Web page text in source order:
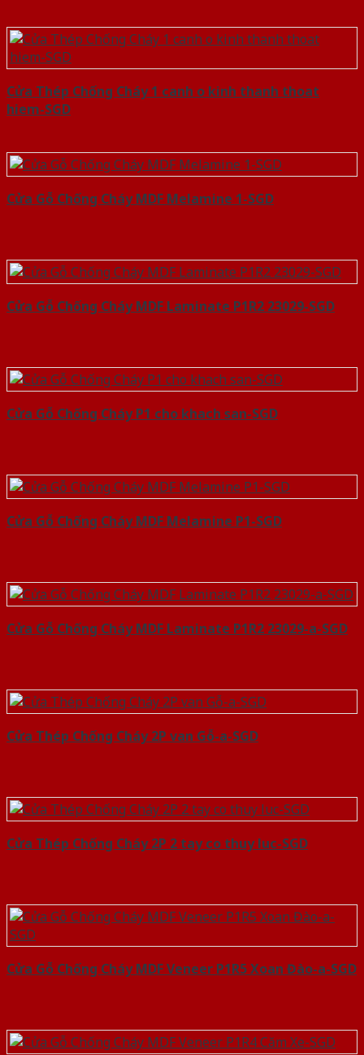
Cửa Thép Chống Cháy 1 canh o kinh thanh thoat
hiem-SGD
Cửa Gỗ Chống Cháy MDF Melamine 1-SGD
Cửa Gỗ Chống Cháy MDF Laminate P1R2 23029-SGD
Cửa Gỗ Chống Cháy P1 cho khach san-SGD
Cửa Gỗ Chống Cháy MDF Melamine P1-SGD
Cửa Gỗ Chống Cháy MDF Laminate P1R2 23029-a-SGD
Cửa Thép Chống Cháy 2P van Gỗ-a-SGD
Cửa Thép Chống Cháy 2P 2 tay co thuy luc-SGD
Cửa Gỗ Chống Cháy MDF Veneer P1R5 Xoan Đào-a-SGD